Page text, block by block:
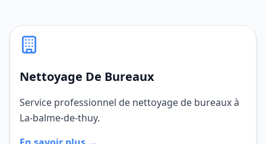
Nettoyage De Bureaux
Service professionnel de nettoyage de bureaux à
La-balme-de-thuy.